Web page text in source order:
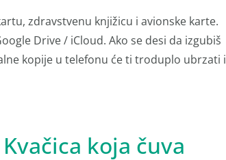
zdravstvenu knjižicu i avionske karte.
Drive / iCloud. Ako se desi da izgubiš
kopije u telefonu će ti troduplo ubrzati i
koja čuva